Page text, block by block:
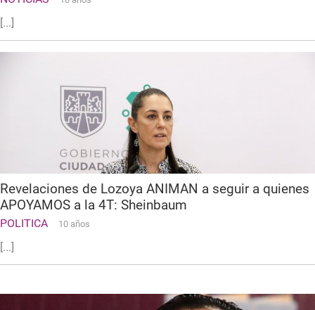
[...]
Revelaciones de Lozoya ANIMAN a seguir a quienes
APOYAMOS a la 4T: Sheinbaum
POLITICA 10 años
[...]